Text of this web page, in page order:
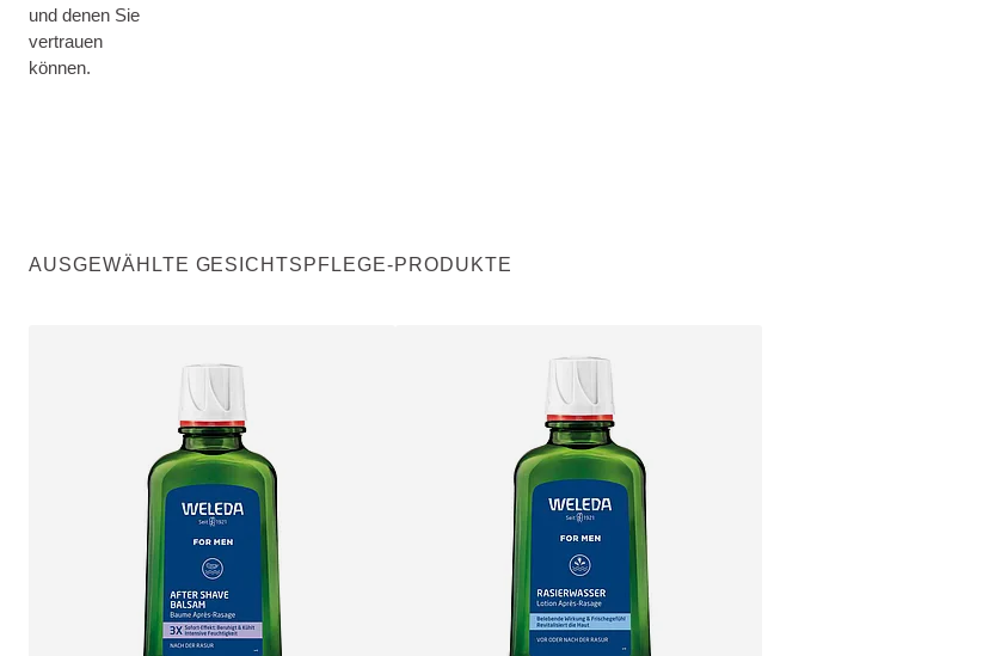
und denen Sie
vertrauen
können.
AUSGEWÄHLTE GESICHTSPFLEGE-PRODUKTE